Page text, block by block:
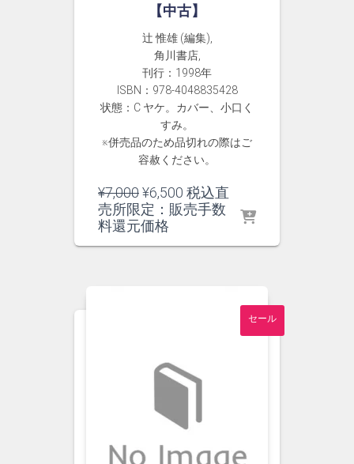
【中古】
辻 惟雄 (編集),
角川書店,
刊行：1998年
ISBN：978-4048835428
状態：C ヤケ。カバー、小口く
すみ。
※併売品のため品切れの際はご
容赦ください。
¥7,000元
の
価
¥6,500 現
在
税込直
売所限定：販売手数
料還元価格
セール